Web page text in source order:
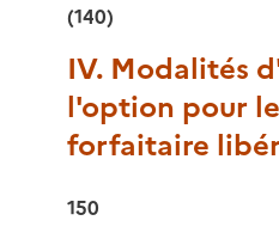
(140)
IV. Modalités
l'option pour
forfaitaire
150